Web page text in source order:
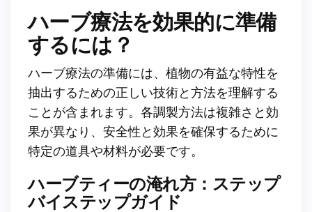
ハーブ療法を効果的に準備
するには？
ハーブ療法の準備には、植物の有益な特性を
抽出するための正しい技術と方法を理解する
ことが含まれます。各調製方法は複雑さと効
果が異なり、安全性と効果を確保するために
特定の道具や材料が必要です。
ハーブティーの淹れ方：ステップ
バイステップガイド